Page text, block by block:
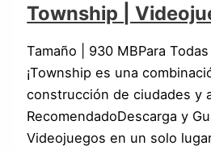
Township |
Tamaño | 930 MBPara
¡Township es una
construcción de ciudades y
RecomendadoDescarga y
Videojuegos en un solo